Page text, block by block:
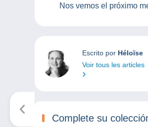
Nos vemos el próximo
Escrito por Héloïse
Voir tous les articles
Complete su